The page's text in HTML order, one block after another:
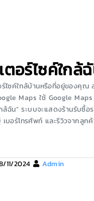
อร์ไซค์ใกล้
ไซค์ใกล้บ้านหรือที่อยู่ของคุณ
Maps ใช้ Google
ล้ฉัน” ระบบจะแสดงร้านรับซื้อ
อร์โทรศัพท์ และรีวิวจากลูกค้
11/2024 Admin